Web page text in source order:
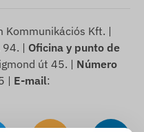
Kommunikációs Kft. |
| Oficina y punto de
út 45. | Número
| E-mail: